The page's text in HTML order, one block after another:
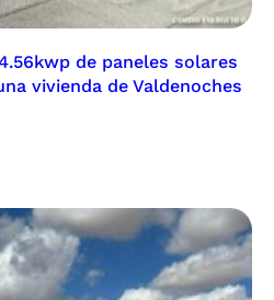
de paneles solares
vivienda de Valdenoches